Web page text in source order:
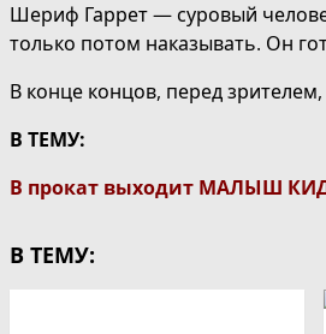
Шериф Гаррет — суровый
только потом наказывать. Он
В конце концов, перед
В ТЕМУ:
В прокат выходит МАЛЫШ
В ТЕМУ: